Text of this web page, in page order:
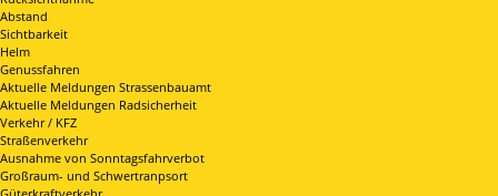
Abstand
Sichtbarkeit
Helm
Genussfahren
Aktuelle Meldungen Strassenbauamt
Aktuelle Meldungen Radsicherheit
Verkehr / KFZ
Straßenverkehr
Ausnahme von Sonntagsfahrverbot
Großraum- und Schwertranpsort